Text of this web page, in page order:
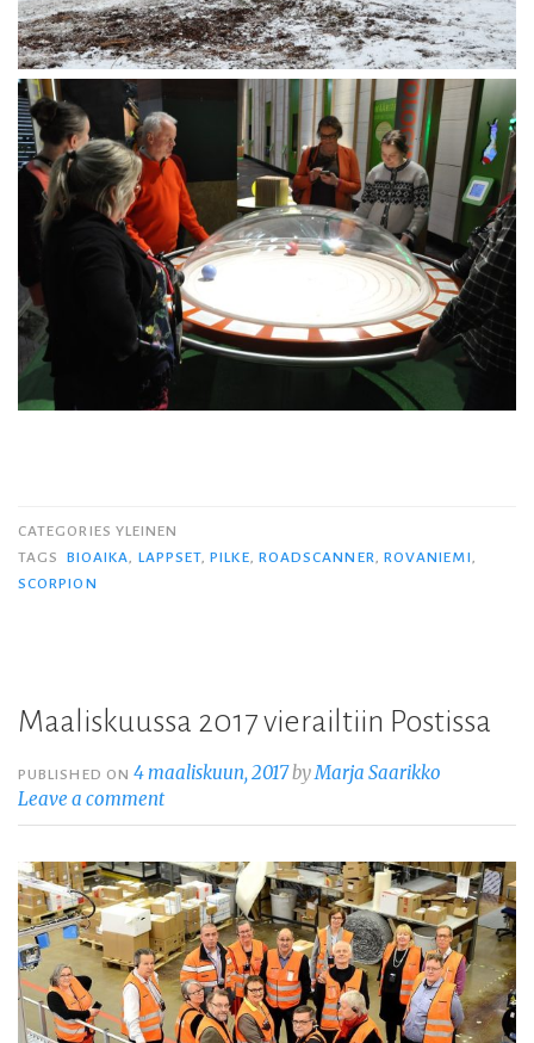
CATEGORIES YLEINEN
TAGS
BIOAIKA, LAPPSET,PILKE, ROADSCANNER, ROVANIEMI,
SCORPION
Maaliskuussa 2017 vierailtiin Postissa
PUBLISHED ON4 maaliskuun, 2017byMarja Saarikko
Leave a comment